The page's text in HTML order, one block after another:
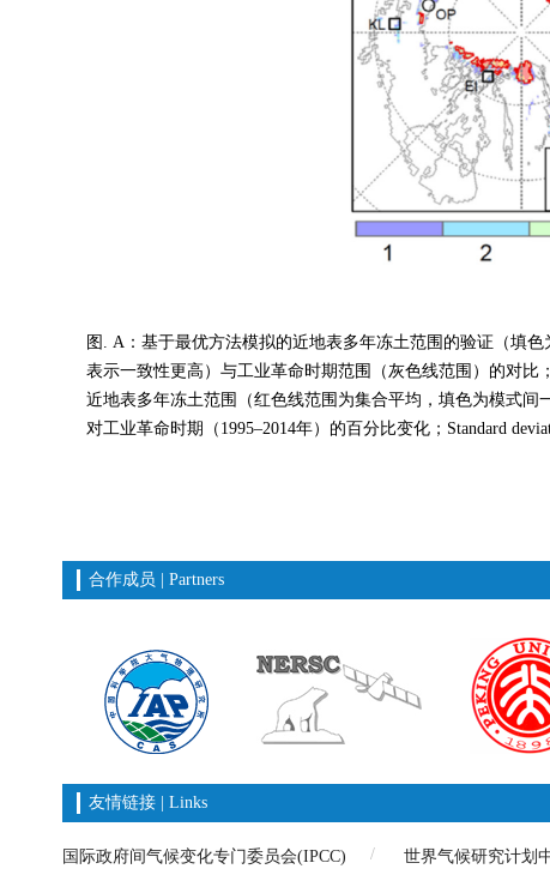
图. A：基于最优方法模拟的近地表多年冻土范围的验证（填
表示一致性更高）与工业革命时期范围（灰色线范围）的对比
近地表多年冻土范围（红色线范围为集合平均，填色为模式间
对工业革命时期（1995–2014年）的百分比变化；Standard
合作成员 | Partners
友情链接 | Links
国际政府间气候变化专门委员会(IPCC) 世界气候研究计划